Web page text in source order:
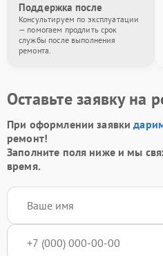
Поддержка после
Консультируем по эксплуатации
— помогаем продлить срок
службы после выполнения
ремонта.
Оставьте заявку на
При оформлении заявки
ремонт!
Заполните поля ниже и мы
время.